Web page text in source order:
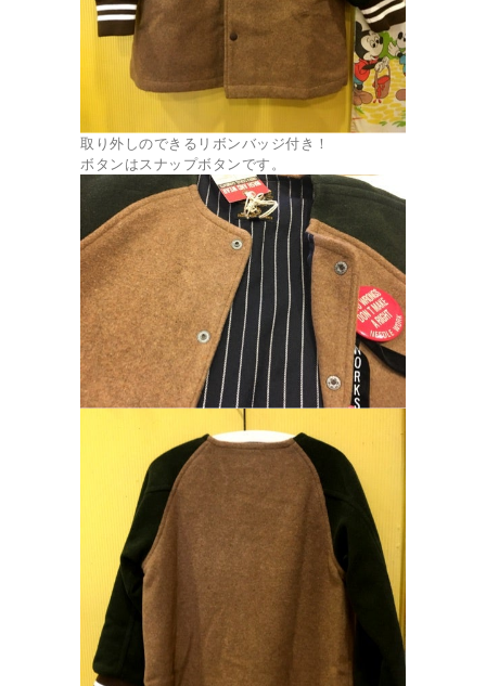
取り外しのできるリボンバッジ付き！
ボタンはスナップボタンです。